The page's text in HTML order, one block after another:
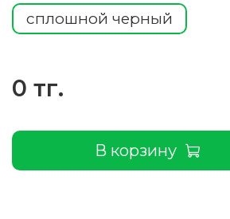
сплошной черный
0 тг.
В корзину